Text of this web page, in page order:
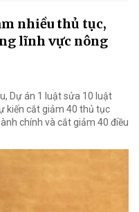
nhiều thủ tục,
lĩnh vực nông
Dự án 1 luật sửa 10 luật
kiến cắt giảm 40 thủ tục
chính và cắt giảm 40 điều